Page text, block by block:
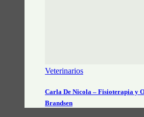
Veterinarios
Carla De Nicola – Fisioterapia y
Brandsen